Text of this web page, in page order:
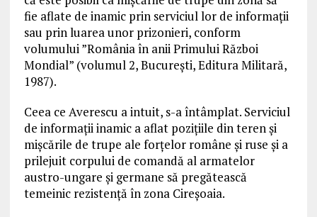
fie aflate de inamic prin serviciul lor de informații
sau prin luarea unor prizonieri, conform
volumului ”România în anii Primului Război
Mondial” (volumul 2, București, Editura Militară,
1987).
Ceea ce Averescu a intuit, s-a întâmplat. Serviciul
de informații inamic a aflat pozițiile din teren și
mișcările de trupe ale forțelor române și ruse și a
prilejuit corpului de comandă al armatelor
austro-ungare și germane să pregătească
temeinic rezistență în zona Cireșoaia.